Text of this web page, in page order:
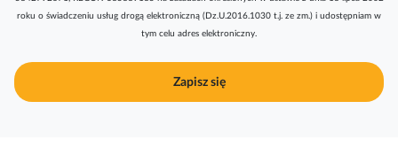
r
y
j
n
Zapisz się
roku o świadczeniu usług drogą elektroniczną (Dz.U.2016.1030 t.j. ze zm.) i udostępniam w
tym celu adres elektroniczny.